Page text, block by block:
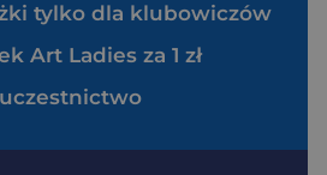
tylko dla klubowiczów
Art Ladies za 1 zł
uczestnictwo